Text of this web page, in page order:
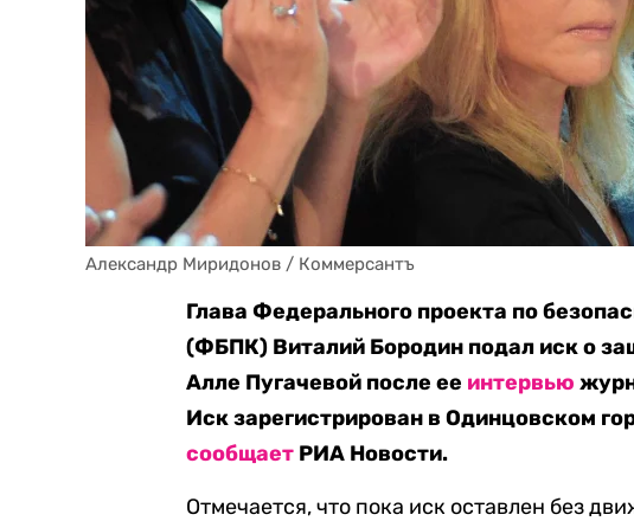
Александр Миридонов / Коммерсантъ
Глава Федерального проекта по
(ФБПК) Виталий Бородин подал иск о
Алле Пугачевой после ее интервью
Иск зарегистрирован в Одинцовском
сообщает РИА Новости.
Отмечается, что пока иск оставлен без